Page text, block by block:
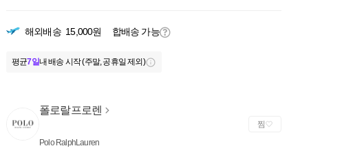
해외배송 15,000원 합배송 가능
평균7일내 배송 시작 (주말, 공휴일 제외)
폴로랄프로렌
Polo RalphLauren
찜